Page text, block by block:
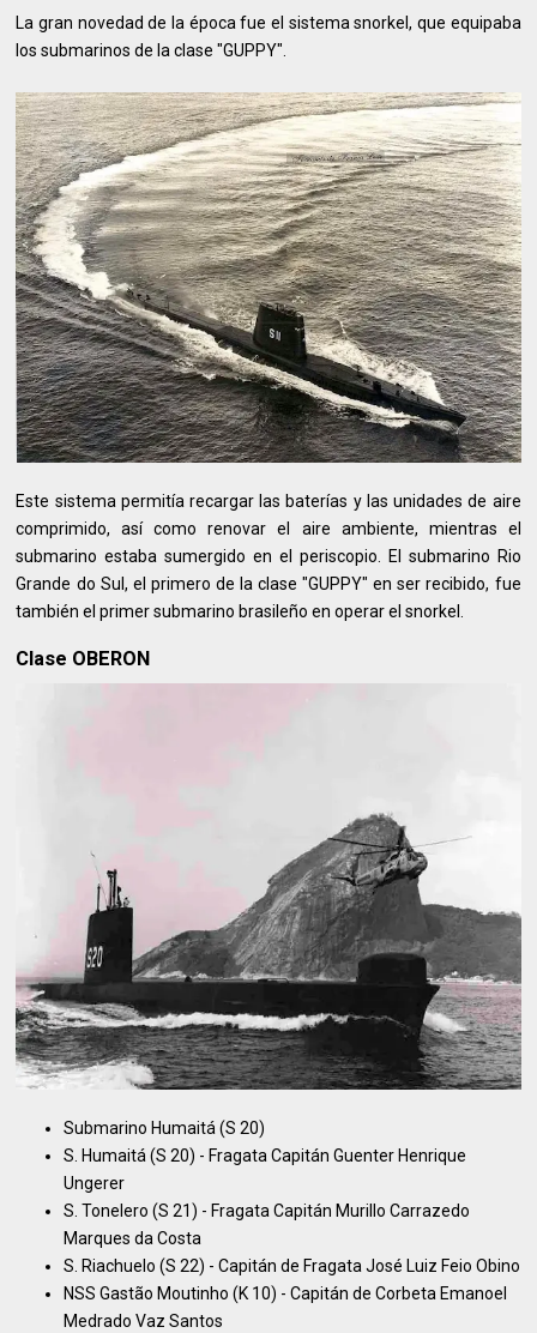
La gran novedad de la época fue el sistema snorkel, que equipaba
los submarinos de la clase "GUPPY".
Este sistema permitía recargar las baterías y las unidades de aire
comprimido, así como renovar el aire ambiente, mientras el
submarino estaba sumergido en el periscopio. El submarino Rio
Grande do Sul, el primero de la clase "GUPPY" en ser recibido, fue
también el primer submarino brasileño en operar el snorkel.
Clase OBERON
Submarino Humaitá (S 20)
S. Humaitá (S 20) - Fragata Capitán Guenter Henrique
Ungerer
S. Tonelero (S 21) - Fragata Capitán Murillo Carrazedo
Marques da Costa
S. Riachuelo (S 22) - Capitán de Fragata José Luiz Feio Obino
NSS Gastão Moutinho (K 10) - Capitán de Corbeta Emanoel
Medrado Vaz Santos